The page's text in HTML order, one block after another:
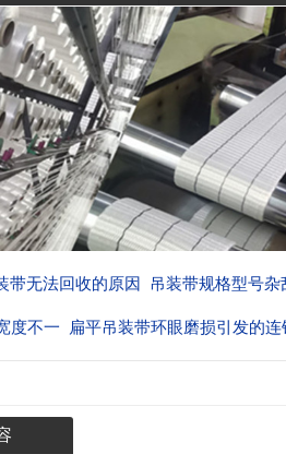
带无法回收的原因 吊装带规格型号杂
度不一 扁平吊装带环眼磨损引发的连